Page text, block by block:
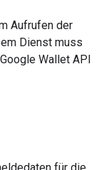
Aufrufen der
Dienst muss
Wallet API